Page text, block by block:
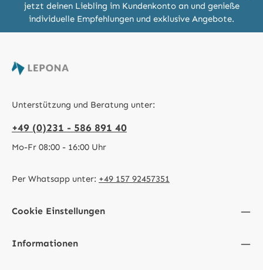
jetzt deinen Liebling im Kundenkonto an und genieße
individuelle Empfehlungen und exklusive Angebote.
Unterstützung und Beratung unter:
+49 (0)231 - 586 891 40
Mo-Fr 08:00 - 16:00 Uhr
Per Whatsapp unter: +49 157 92457351
Cookie Einstellungen
Informationen